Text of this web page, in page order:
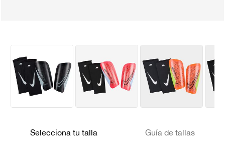
Selecciona tu talla Guía de tallas